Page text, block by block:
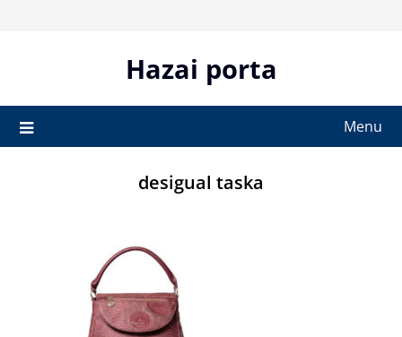
Hazai porta
Menu
desigual taska